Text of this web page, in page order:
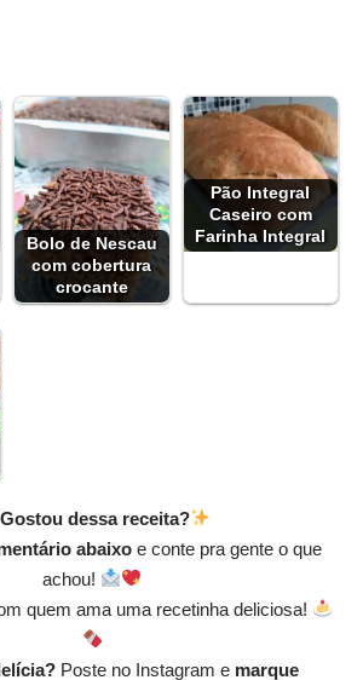
Bolo de Nescau
com cobertura
crocante
Pão Integral
Caseiro com
Farinha Integral
Gostou dessa receita?
abaixoe conte pra gente o que
achou!
quem ama uma recetinha deliciosa!
Poste no Instagram e marque